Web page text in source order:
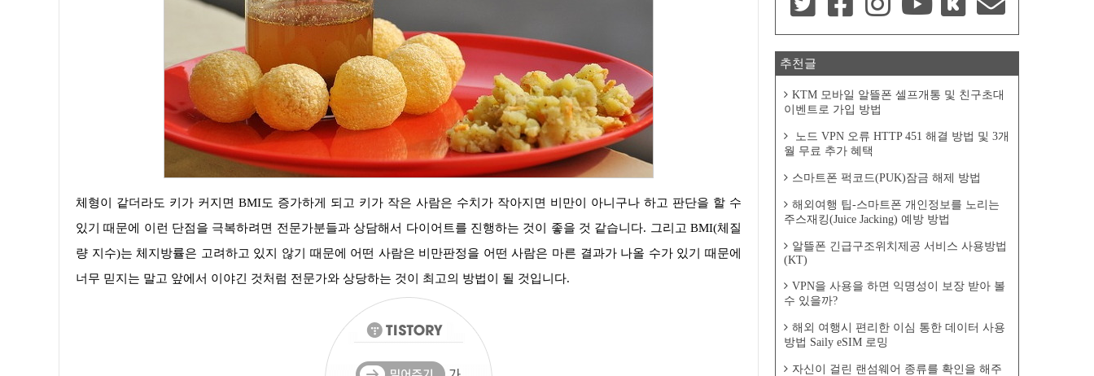
체형이 같더라도 키가 커지면 BMI도 증가하게 되고 키가 작은 사람은 수치가 작아지면 비만이 아니구나 하고 판단을 할 수
있기 때문에 이런 단점을 극복하려면 전문가분들과 상담해서 다이어트를 진행하는 것이 좋을 것 같습니다. 그리고 BMI(체질
량 지수)는 체지방률은 고려하고 있지 않기 때문에 어떤 사람은 비만판정을 어떤 사람은 마른 결과가 나올 수가 있기 때문에
너무 믿지는 말고 앞에서 이야긴 것처럼 전문가와 상당하는 것이 최고의 방법이 될 것입니다.
추천글
KTM 모바일 알뜰폰 셀프개통 및 친구초대
이벤트로 가입 방법
노드 VPN 오류 HTTP 451 해결 방법 및 3개
월 무료 추가 혜택
스마트폰 퍽코드(PUK)잠금 해제 방법
해외여행 팁-스마트폰 개인정보를 노리는
주스재킹(Juice Jacking) 예방 방법
알뜰폰 긴급구조위치제공 서비스 사용방법
(KT)
VPN을 사용을 하면 익명성이 보장 받아 볼
수 있을까?
해외 여행시 편리한 이심 통한 데이터 사용
방법 Saily eSIM 로밍
자신이 걸린 랜섬웨어 종류를 확인을 해주